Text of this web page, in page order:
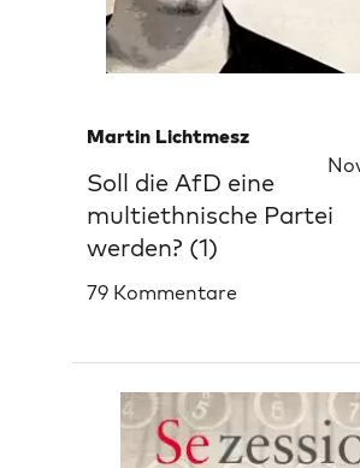
Martin Lichtmesz
Soll die AfD eine
multiethnische Partei
werden? (1)
79 Kommentare